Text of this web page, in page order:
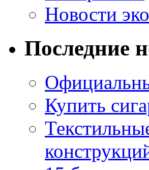
Новости
Последние
Купить